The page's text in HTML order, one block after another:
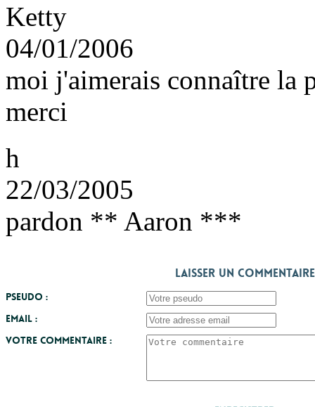
Ketty
04/01/2006
moi j'aimerais connaître la
merci
h
22/03/2005
pardon ** Aaron ***
Laisser un commentaire
Pseudo :
Email :
Votre commentaire :